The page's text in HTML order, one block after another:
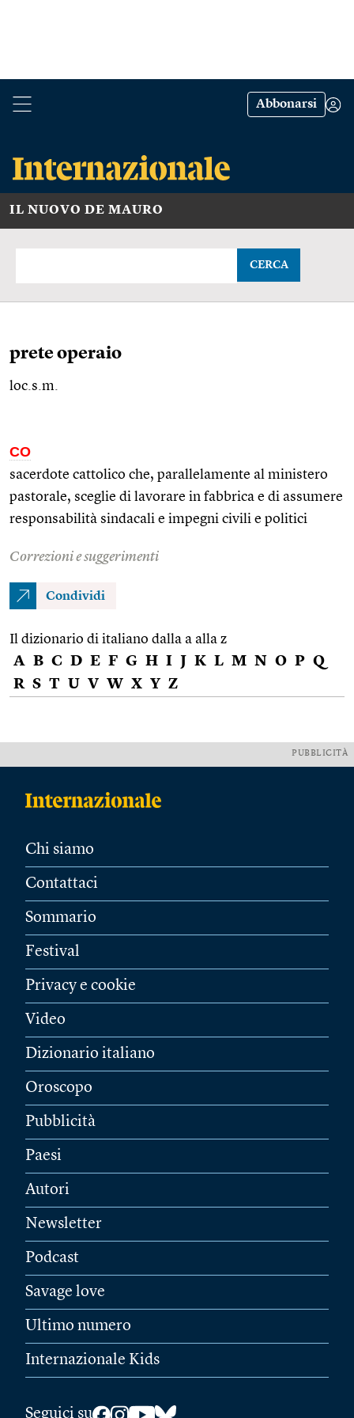
Abbonarsi
IL NUOVO DE MAURO
CERCA
prete operaio
loc.s.m.
CO
sacerdote cattolico che, parallelamente al ministero
pastorale, sceglie di lavorare in fabbrica e di assumere
responsabilità sindacali e impegni civili e politici
Correzioni e suggerimenti
Condividi
Il dizionario di italiano dalla a alla z
A B C D E F G H I J K L M N O P Q
R S T U V W X Y Z
PUBBLICITÀ
Chi siamo
Contattaci
Sommario
Festival
Privacy e cookie
Video
Dizionario italiano
Oroscopo
Pubblicità
Paesi
Autori
Newsletter
Podcast
Savage love
Ultimo numero
Internazionale Kids
Seguici su